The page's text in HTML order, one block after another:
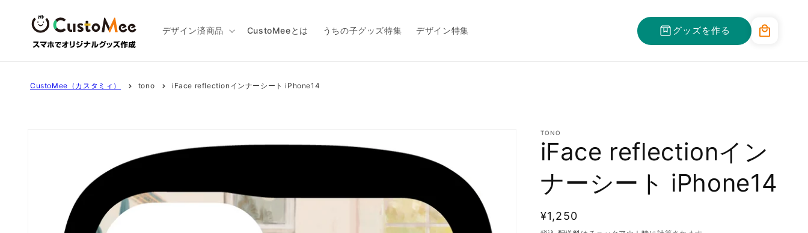
ンツに
進む
デザイン済商品 CustoMeeとは うちの子グッズ特集 デザイン特集 グッズを作る
ー
CustoMee（カスタミィ） tono iFace reflectionインナーシート iPhone14
TONO
iFace reflectionイン
ナーシート iPhone14
通
¥1,250